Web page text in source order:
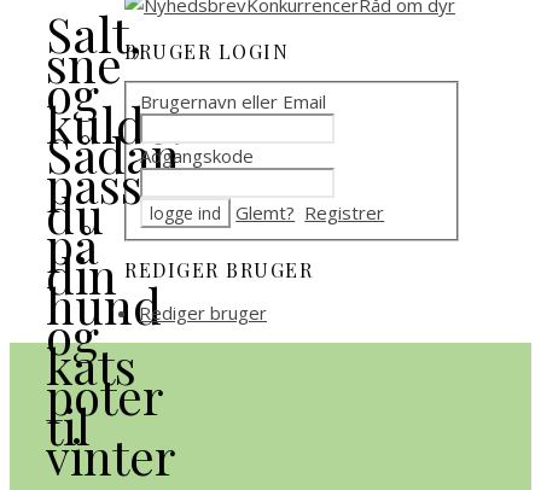
Salt,
sne
og
kulde:
Sådan
passer
du
på
din
hund
og
kats
poter
til
vinter
BRUGER LOGIN
Brugernavn eller Email
Adgangskode
Glemt? Registrer
REDIGER BRUGER
Rediger bruger